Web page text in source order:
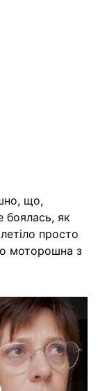
що,
боялась, як
просто
моторошна з